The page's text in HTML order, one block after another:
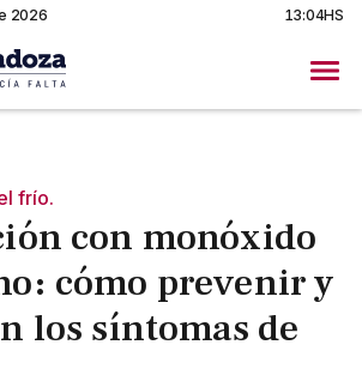
2026 13:04HS
frío.
con monóxido
cómo prevenir y
los síntomas de